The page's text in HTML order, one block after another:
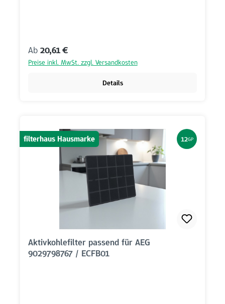
Regulärer Preis:
Ab 20,61 €
Preise inkl. MwSt. zzgl. Versandkosten
Details
filterhaus Hausmarke 12GP
Aktivkohlefilter passend für AEG
9029798767 / ECFB01